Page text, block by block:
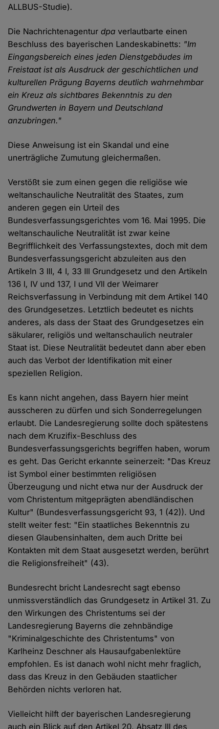
ALLBUS-Studie).
Die Nachrichtenagenturdpa verlautbarte einen
Beschluss des bayerischen Landeskabinetts: "Im
Eingangsbereich eines jeden Dienstgebäudes im
Freistaat ist als Ausdruck der geschichtlichen und
kulturellen Prägung Bayerns deutlich wahrnehmbar
ein Kreuz als sichtbares Bekenntnis zu den
Grundwerten in Bayern und Deutschland
anzubringen."
Diese Anweisung ist ein Skandal und eine
unerträgliche Zumutung gleichermaßen.
Verstößt sie zum einen gegen die religiöse wie
weltanschauliche Neutralität des Staates, zum
anderen gegen ein Urteil des
Bundesverfassungsgerichtes vom 16. Mai 1995. Die
weltanschauliche Neutralität ist zwar keine
Begrifflichkeit des Verfassungstextes, doch mit dem
Bundesverfassungsgericht abzuleiten aus den
Artikeln 3 III, 4 I, 33 III Grundgesetz und den Artikeln
136 I, IV und 137, I und VII der Weimarer
Reichsverfassung in Verbindung mit dem Artikel 140
des Grundgesetzes. Letztlich bedeutet es nichts
anderes, als dass der Staat des Grundgesetzes ein
säkularer, religiös und weltanschaulich neutraler
Staat ist. Diese Neutralität bedeutet dann aber eben
auch das Verbot der Identifikation mit einer
speziellen Religion.
Es kann nicht angehen, dass Bayern hier meint
ausscheren zu dürfen und sich Sonderregelungen
erlaubt. Die Landesregierung sollte doch spätestens
nach dem Kruzifix-Beschluss des
Bundesverfassungsgerichts begriffen haben, worum
es geht. Das Gericht erkannte seinerzeit: "Das Kreuz
ist Symbol einer bestimmten religiösen
Überzeugung und nicht etwa nur der Ausdruck der
vom Christentum mitgeprägten abendländischen
Kultur" (Bundesverfassungsgericht 93, 1 (42)). Und
stellt weiter fest: "Ein staatliches Bekenntnis zu
diesen Glaubensinhalten, dem auch Dritte bei
Kontakten mit dem Staat ausgesetzt werden, berührt
die Religionsfreiheit" (43).
Bundesrecht bricht Landesrecht sagt ebenso
unmissverständlich das Grundgesetz in Artikel 31. Zu
den Wirkungen des Christentums sei der
Landesregierung Bayerns die zehnbändige
"Kriminalgeschichte des Christentums" von
Karlheinz Deschner als Hausaufgabenlektüre
empfohlen. Es ist danach wohl nicht mehr fraglich,
dass das Kreuz in den Gebäuden staatlicher
Behörden nichts verloren hat.
Vielleicht hilft der bayerischen Landesregierung
auch ein Blick auf den Artikel 20, Absatz III des